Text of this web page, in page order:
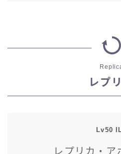
レプ
Lv50
レプリカ・ア